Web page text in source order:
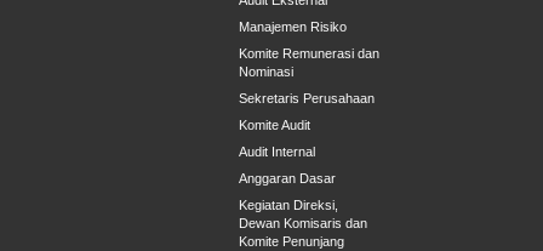
Manajemen Risiko
Komite Remunerasi dan
Nominasi
Sekretaris Perusahaan
Komite Audit
Audit Internal
Anggaran Dasar
Kegiatan Direksi,
Dewan Komisaris dan
Komite Penunjang